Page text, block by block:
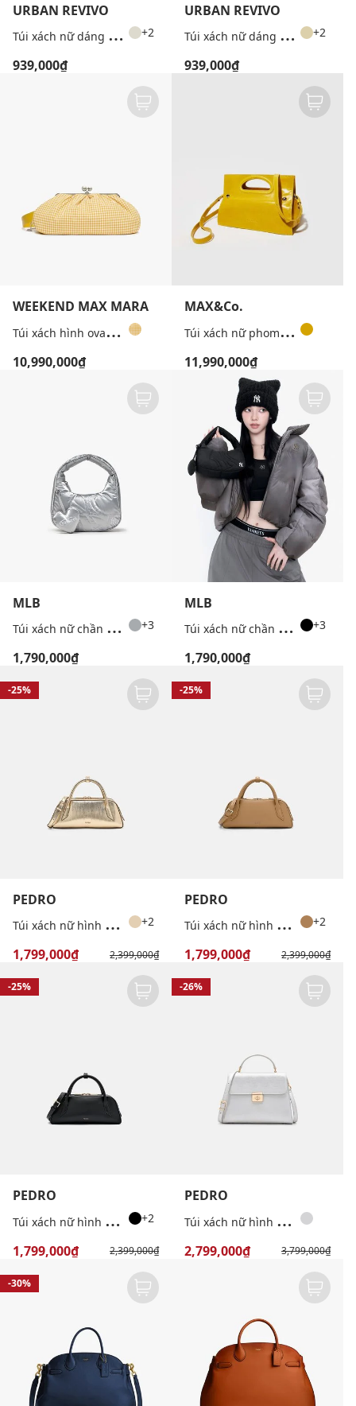
URBAN REVIVO
T
úi xách nữ dáng hộp phối nơ +2
939,000₫
URBAN REVIVO
T
úi xách nữ dáng hộp phối nơ +2
939,000₫
WEEKEND MAX MARA
T
úi xách hình oval phối quai xích Wkabeta
10,990,000₫
MAX&Co.
T
úi xách nữ phom chữ nhật Mcabookbag
11,990,000₫
MLB
T
úi xách nữ chần bông Basic Sportive +3
1,790,000₫
MLB
T
úi xách nữ chần bông Basic Sportive +3
1,790,000₫
-25%
PEDRO
T
úi xách nữ hình thang Serif +2
1,799,000₫ 2,399,000₫
-25%
PEDRO
T
úi xách nữ hình thang Serif +2
1,799,000₫ 2,399,000₫
-25%
PEDRO
T
úi xách nữ hình thang Serif +2
1,799,000₫ 2,399,000₫
-26%
PEDRO
T
úi xách nữ hình thang Leather
2,799,000₫ 3,799,000₫
-30%